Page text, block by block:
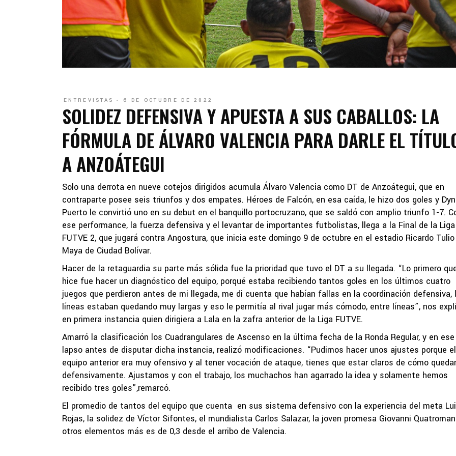
ENTREVISTAS 6 DE OCTUBRE DE 2022
SOLIDEZ DEFENSIVA Y APUESTA A SUS CABALLOS: LA
FÓRMULA DE ÁLVARO VALENCIA PARA DARLE EL
A ANZOÁTEGUI
Solo una derrota en nueve cotejos dirigidos acumula Álvaro Valencia como DT de Anzoátegui, que en
contraparte posee seis triunfos y dos empates. Héroes de Falcón, en esa caída, le hizo dos goles y
Puerto le convirtió uno en su debut en el banquillo portocruzano, que se saldó con amplio triunfo 1-7.
ese performance, la fuerza defensiva y el levantar de importantes futbolistas, llega a la Final de la Liga
FUTVE 2, que jugará contra Angostura, que inicia este domingo 9 de octubre en el estadio Ricardo Tulio
Maya de Ciudad Bolívar.
Hacer de la retaguardia su parte más sólida fue la prioridad que tuvo el DT a su llegada. “Lo primero
hice fue hacer un diagnóstico del equipo, porqué estaba recibiendo tantos goles en los últimos cuatro
juegos que perdieron antes de mi llegada, me di cuenta que habían fallas en la coordinación defensiva,
líneas estaban quedando muy largas y eso le permitía al rival jugar más cómodo, entre líneas”, nos
en primera instancia quien dirigiera a Lala en la zafra anterior de la Liga FUTVE.
Amarró la clasificación los Cuadrangulares de Ascenso en la última fecha de la Ronda Regular, y en ese
lapso antes de disputar dicha instancia, realizó modificaciones. “Pudimos hacer unos ajustes porque el
equipo anterior era muy ofensivo y al tener vocación de ataque, tienes que estar claros de cómo quedar
defensivamente. Ajustamos y con el trabajo, los muchachos han agarrado la idea y solamente hemos
recibido tres goles”,remarcó.
El promedio de tantos del equipo que cuenta en sus sistema defensivo con la experiencia del meta
Rojas, la solidez de Víctor Sifontes, el mundialista Carlos Salazar, la joven promesa Giovanni
otros elementos más es de 0,3 desde el arribo de Valencia.